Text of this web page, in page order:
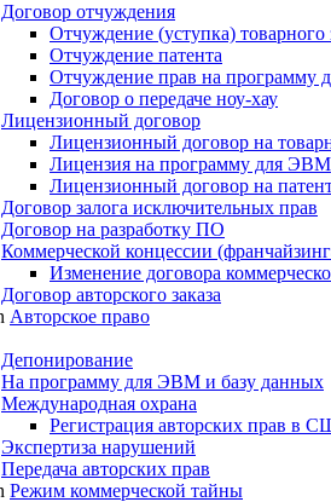
Договор отчуждения
Отчуждение (уступка) товарного
Отчуждение патента
Отчуждение прав на программу
Договор о передаче ноу-хау
Лицензионный договор
Лицензионный договор на
Лицензия на программу для ЭВМ
Лицензионный договор на
Договор залога исключительных прав
Договор на разработку ПО
Коммерческой концессии
Изменение договора
Договор авторского заказа
Авторское право
Депонирование
На программу для ЭВМ и базу данных
Международная охрана
Регистрация авторских прав в
Экспертиза нарушений
Передача авторских прав
Режим коммерческой тайны